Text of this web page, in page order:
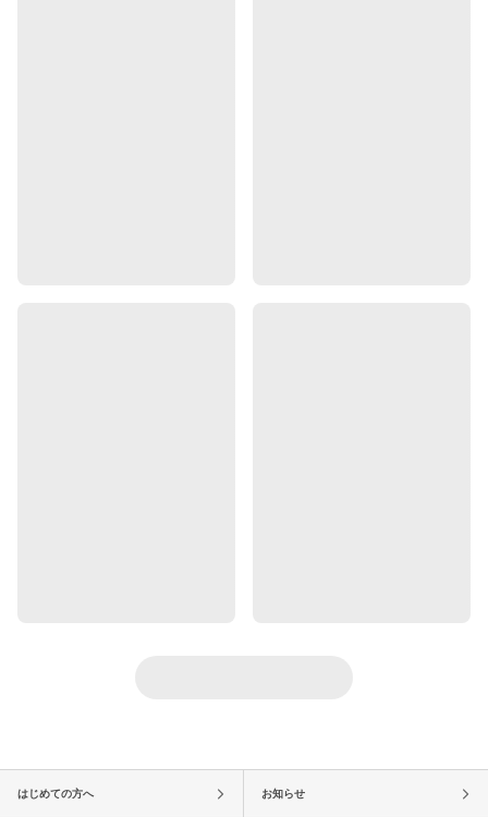
はじめての方へ お知らせ